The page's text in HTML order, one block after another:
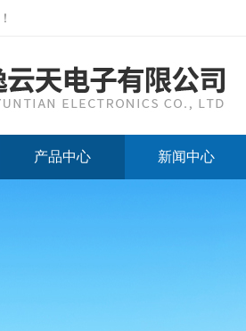
！
产品中心 新闻中心